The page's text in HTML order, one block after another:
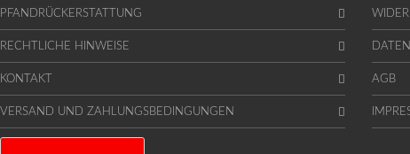
PFANDRÜCKERSTATTUNG
RECHTLICHE HINWEISE
KONTAKT
VERSAND UND ZAHLUNGSBEDINGUNGEN
AGB